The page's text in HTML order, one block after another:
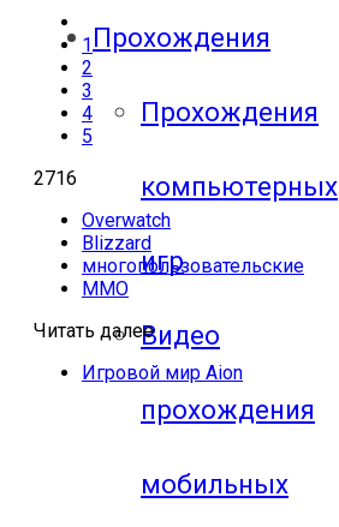
Прохождения
Прохождения
компьютерных
игр
Видео
прохождения
мобильных
1
2
3
4
5
2716
Overwatch
Blizzard
многопользовательские
MMO
Читать далее
Игровой мир Aion